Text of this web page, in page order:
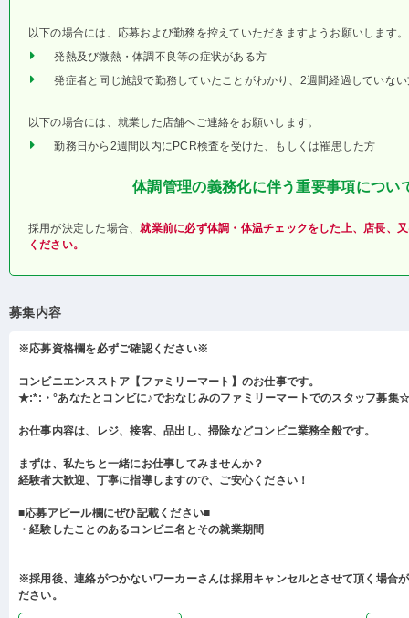
以下の場合には、応募および勤務を控えていただきますようお願いします。
発熱及び微熱・体調不良等の症状がある方
発症者と同じ施設で勤務していたことがわかり、2週間経過していな
以下の場合には、就業した店舗へご連絡をお願いします。
勤務日から2週間以内にPCR検査を受けた、もしくは罹患した方
体調管理の義務化に伴う重要事項につい
採用が決定した場合、就業前に必ず体調・体温チェックをした上、店長、
ください。
募集内容
※応募資格欄を必ずご確認ください※
コンビニエンスストア【ファミリーマート】のお仕事です。
★:*:・°あなたとコンビに♪でおなじみのファミリーマートでのスタッフ募集
お仕事内容は、レジ、接客、品出し、掃除などコンビニ業務全般です。
まずは、私たちと一緒にお仕事してみませんか？
経験者大歓迎、丁寧に指導しますので、ご安心ください！
■応募アピール欄にぜひ記載ください■
・経験したことのあるコンビニ名とその就業期間
※採用後、連絡がつかないワーカーさんは採用キャンセルとさせて頂く場合
ださい。